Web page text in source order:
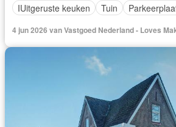
IUitgeruste keuken
Tuin
4 jun 2026 van Vastgoed Nederland - Loves